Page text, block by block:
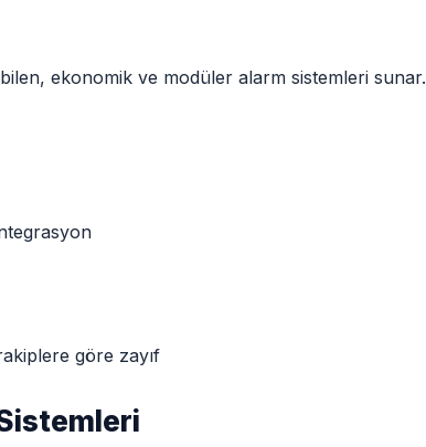
ekonomik ve modüler alarm sistemleri sunar.
göre zayıf